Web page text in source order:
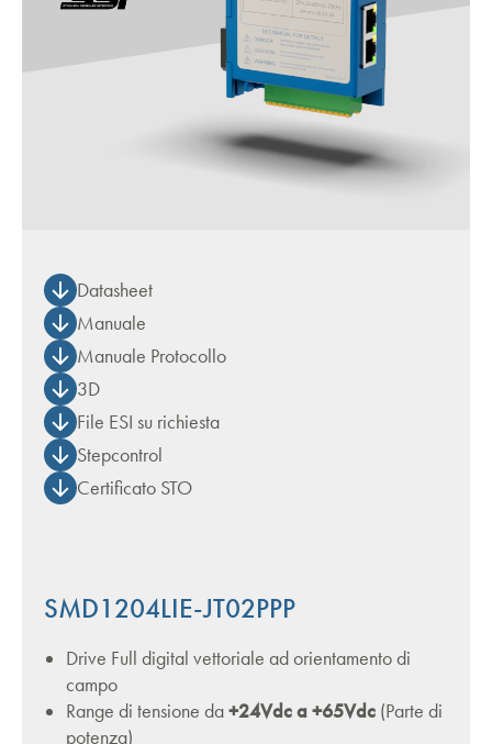
Datasheet
Manuale
Manuale Protocollo
3D
File ESI su richiesta
Stepcontrol
Certificato STO
SMD1204LIE-JT02PPP
Drive Full digital vettoriale ad orientamento di
campo
Range di tensione da+24Vdc a +65Vdc (Parte di
potenza)